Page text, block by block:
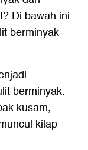
Di bawah ini
berminyak
berminyak.
kusam,
kilap